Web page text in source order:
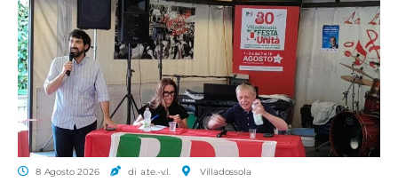
8 Agosto 2026 di a.te.-v.l. Villadossola